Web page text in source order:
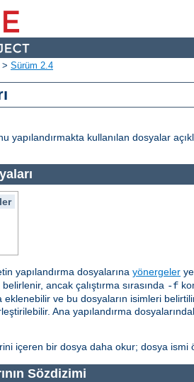
> Sürüm 2.4
kullanılan dosyalar
yapılandırma dosyalarına yönergeler
ancak çalıştırma sırasında -f
eklenebilir ve bu dosyaların isimleri
Ana yapılandırma
içeren bir dosya daha okur; dosya ismi
Sözdizimi